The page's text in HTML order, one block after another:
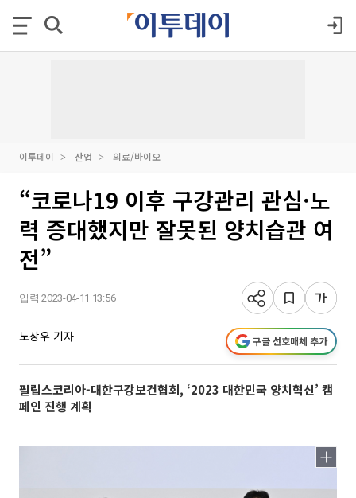
이투데이 산업 의료/바이오
“코로나19 이후 구강관리 관심·노
력 증대했지만 잘못된 양치습관 여
전”
입력 2023-04-11 13:56
노상우 기자 구글 선호매체 추가
필립스코리아-대한구강보건협회, ‘2023 대한민국 양치혁신’ 캠
페인 진행 계획